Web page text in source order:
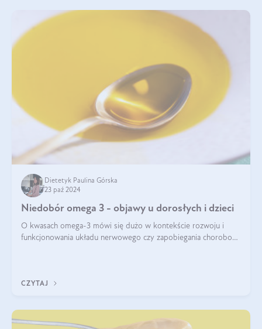
Dietetyk Paulina Górska
23 paź 2024
Niedobór omega 3 - objawy u dorosłych i dzieci
O kwasach omega-3 mówi się dużo w kontekście rozwoju i
funkcjonowania układu nerwowego czy zapobiegania chorobom
CZYTAJ